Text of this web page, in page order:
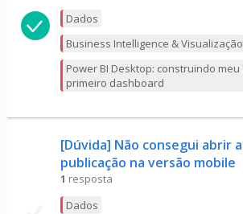
Dados
Business Intelligence & Visualização
Power BI Desktop: construindo meu
primeiro dashboard
[Dúvida] Não consegui abrir a
publicação na versão mobile
1 resposta
Dados